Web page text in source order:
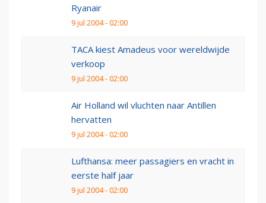
Ryanair
9 jul 2004 - 02:00
TACA kiest Amadeus voor wereldwijde
verkoop
9 jul 2004 - 02:00
Air Holland wil vluchten naar Antillen
hervatten
9 jul 2004 - 02:00
Lufthansa: meer passagiers en vracht in
eerste half jaar
9 jul 2004 - 02:00